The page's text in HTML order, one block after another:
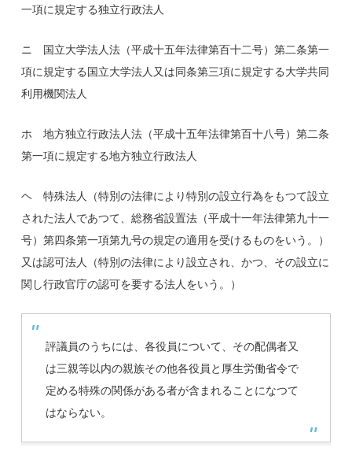
一項に規定する独立行政法人
ニ 国立大学法人法（平成十五年法律第百十二号）第二条第一
項に規定する国立大学法人又は同条第三項に規定する大学共同
利用機関法人
ホ 地方独立行政法人法（平成十五年法律第百十八号）第二条
第一項に規定する地方独立行政法人
ヘ 特殊法人（特別の法律により特別の設立行為をもつて設立
された法人であつて、総務省設置法（平成十一年法律第九十一
号）第四条第一項第九号の規定の適用を受けるものをいう。）
又は認可法人（特別の法律により設立され、かつ、その設立に
関し行政官庁の認可を要する法人をいう。）
評議員のうちには、各役員について、その配偶者又
は三親等以内の親族その他各役員と厚生労働省令で
定める特殊の関係がある者が含まれることになつて
はならない。